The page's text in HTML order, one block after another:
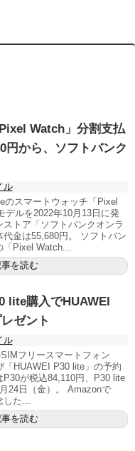
Watch」分割支払
円から、ソフトバンク
ル
のスマートウォッチ「Pixel
デルを2022年10月13日に発
トア「ソフトバンクオンラ
金は55,680円。 ソフトバン
Pixel Watch...
を読む
lite購入でHUAWEI
ゼント
ル
フリースマートフォン
「HUAWEI P30 lite」の予約
が税込84,110円、P30 lite
24日（金）。 Amazonで
た...
を読む